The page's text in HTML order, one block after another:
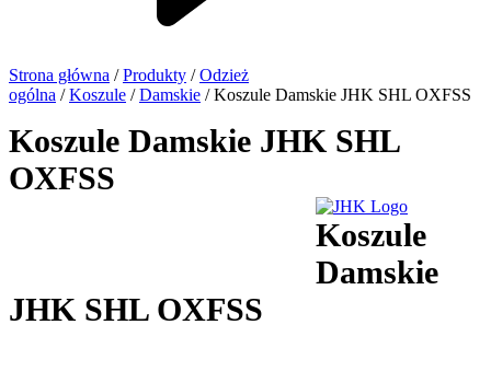
Strona główna /Produkty /Odzież
ogólna /Koszule /Damskie / Koszule Damskie JHK SHL OXFSS
Koszule Damskie JHK SHL
OXFSS
Koszule
Damskie
JHK SHL OXFSS